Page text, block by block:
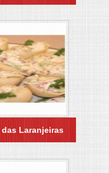
Laranjeiras